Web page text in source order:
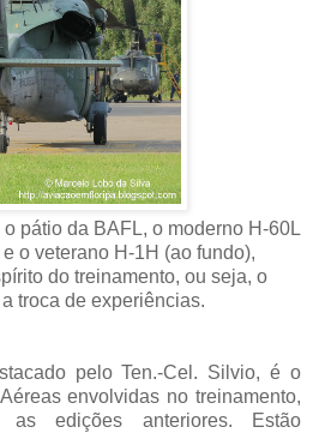
pátio da BAFL, o moderno H-60L
o veterano H-1H (ao fundo),
do treinamento, ou seja, o
troca de experiências.
pelo Ten.-Cel. Silvio, é o
envolvidas no treinamento,
as edições anteriores. Estão